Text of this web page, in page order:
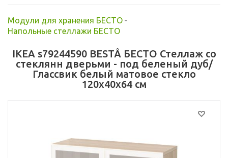
Модули для хранения БЕСТО -
Напольные стеллажи БЕСТО
IKEA s79244590 BESTÅ БЕСТО Стеллаж со
стеклянн дверьми - под беленый дуб/
Глассвик белый матовое стекло
120x40x64 см